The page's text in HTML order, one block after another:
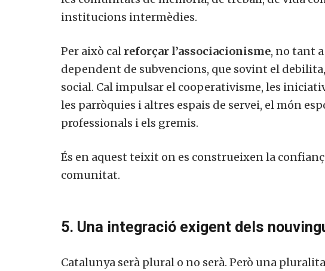
institucions intermèdies.
Per això cal reforçar l’associacionisme, no tant
dependent de subvencions, que sovint el
social. Cal impulsar el cooperativisme, les
les parròquies i altres espais de servei, el món
professionals i els gremis.
És en aquest teixit on es construeixen la
comunitat.
5. Una integració exigent dels
Catalunya serà plural o no serà. Però una